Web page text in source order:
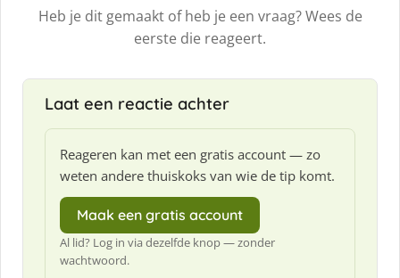
Heb je dit gemaakt of heb je een vraag? Wees de
eerste die reageert.
Laat een reactie achter
Reageren kan met een gratis account — zo
weten andere thuiskoks van wie de tip komt.
Maak een gratis account
Al lid? Log in via dezelfde knop — zonder
wachtwoord.